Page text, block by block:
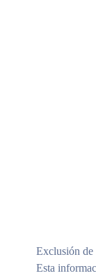
Exclusión de
Esta